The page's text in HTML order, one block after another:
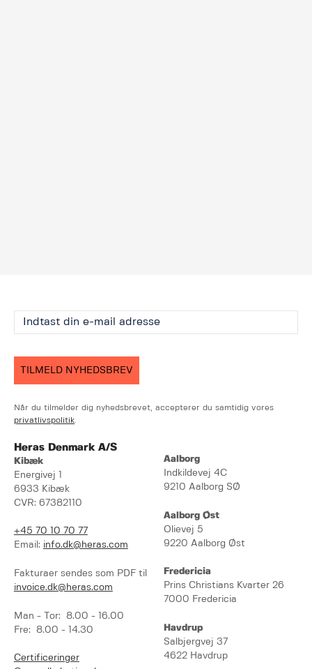
TILMELD NYHEDSBREV
Når du tilmelder dig nyhedsbrevet, accepterer du samtidig vores
privatlivspolitik.
Heras Denmark A/S
Kibæk
Energivej 1
6933 Kibæk
CVR: 67382110
+45 70 10 70 77
Email: info.dk@heras.com
Fakturaer sendes som PDF til
invoice.dk@heras.com
Man - Tor: 8.00 - 16.00
Fre: 8.00 - 14.30
Certificeringer
Aalborg
Indkildevej 4C
9210 Aalborg SØ
Aalborg Øst
Olievej 5
9220 Aalborg Øst
Fredericia
Prins Christians Kvarter 26
7000 Fredericia
Havdrup
Salbjergvej 37
4622 Havdrup